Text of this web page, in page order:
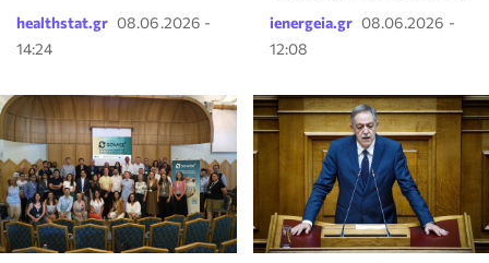
healthstat.gr 08.06.2026 -
14:24
ienergeia.gr 08.06.2026 -
12:08